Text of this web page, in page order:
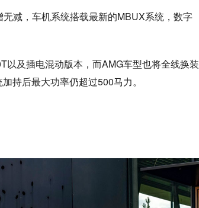
减，车机系统搭载最新的MBUX系统，数字
以及插电混动版本，而AMG车型也将全线换装
持后最大功率仍超过500马力。